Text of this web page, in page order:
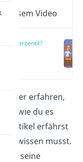
diesem Video
ein Perzentil?
erfahren,
und wie du es
Artikel erfährst
wissen musst.
seine